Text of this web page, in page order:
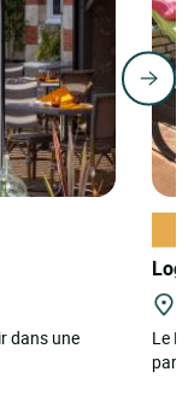
dans une
Le